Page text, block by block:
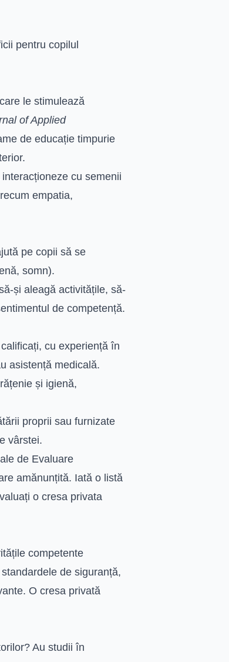
pentru copilul
le stimulează
of Applied
de educație timpurie
cu semenii
empatia,
pe copii să se
somn).
și aleagă activitățile, să-
de competență.
cu experiență în
asistență medicală.
și igienă,
proprii sau furnizate
vârstei.
de Evaluare
amănunțită. Iată o listă
o cresa privata
competente
de siguranță,
O cresa privată
Au studii în